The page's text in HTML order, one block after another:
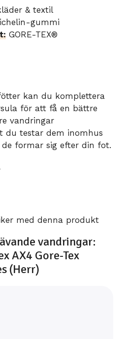
& textil
gummi
GORE-TEX®
kan du komplettera
för att få en bättre
vandringar
du testar dem inomhus
formar sig efter din fot.
med denna produkt
vandringar:
AX4 Gore-Tex
(Herr)